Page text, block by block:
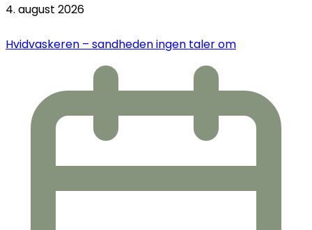
4. august 2026
Hvidvaskeren – sandheden ingen taler om